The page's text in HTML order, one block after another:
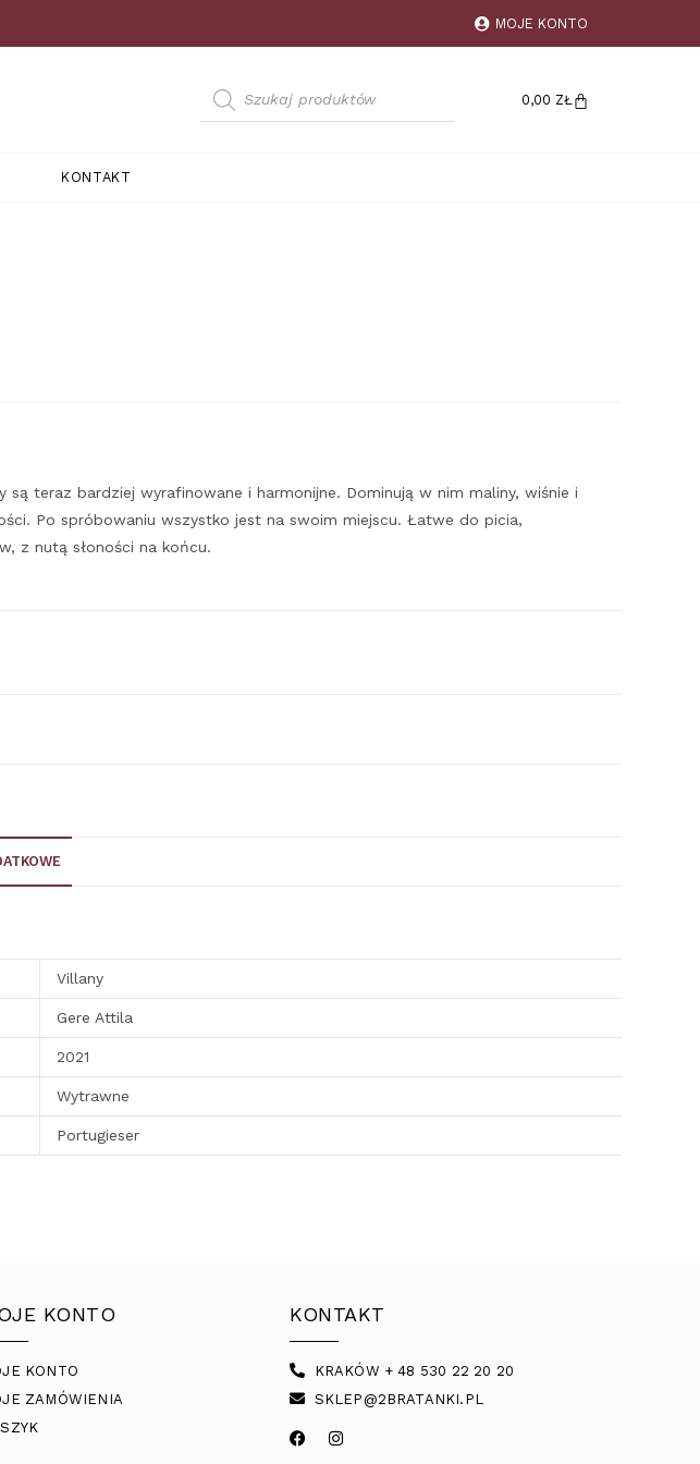
MOJE KONTO
0,00 ZŁ
KONTAKT
teraz bardziej wyrafinowane i harmonijne. Dominują w nim maliny, wiśnie i
Po spróbowaniu wszystko jest na swoim miejscu. Łatwe do picia,
z nutą słoności na końcu.
Villany
Gere Attila
2021
Wytrawne
Portugieser
KONTO
KONTO
ZAMÓWIENIA
KONTAKT
KRAKÓW + 48 530 22 20 20
SKLEP@2BRATANKI.PL